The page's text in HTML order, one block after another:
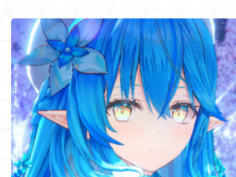
SCHEDULE
EVENTS
VIDEOS
MUSIC
GOODS